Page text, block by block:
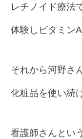
レチノイド療法
体験しビタミン
それから河野さ
化粧品を使い続
看護師さんとい